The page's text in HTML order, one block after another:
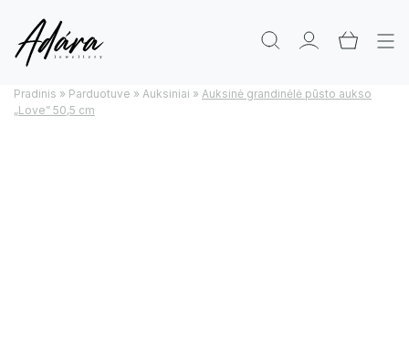
Pradinis » Parduotuve » Auksiniai » Auksinė grandinėlė pūsto aukso
„Love” 50,5 cm